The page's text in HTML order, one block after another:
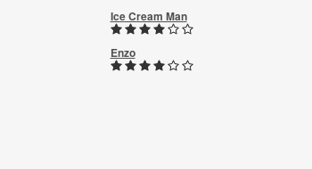
Ice Cream Man
Enzo